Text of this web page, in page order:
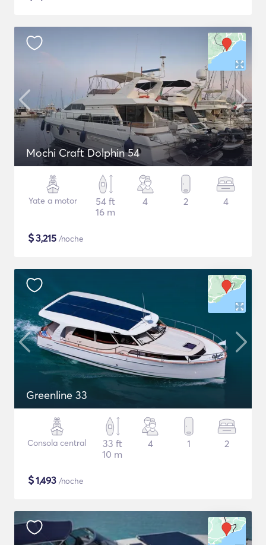
Mochi Craft Dolphin 54
Yate a motor
54 ft
16 m
4 2 4
$3,215 /noche
Greenline 33
Consola central
33 ft
10 m
4 1 2
$1,493 /noche